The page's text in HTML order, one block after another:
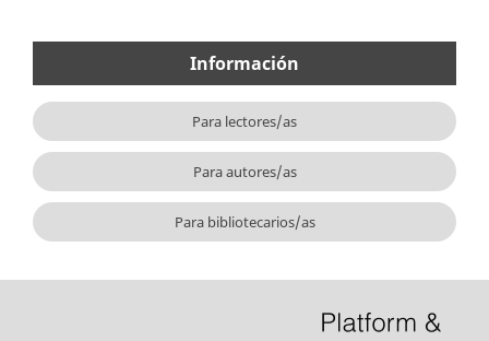
Información
Para lectores/as
Para autores/as
Para bibliotecarios/as